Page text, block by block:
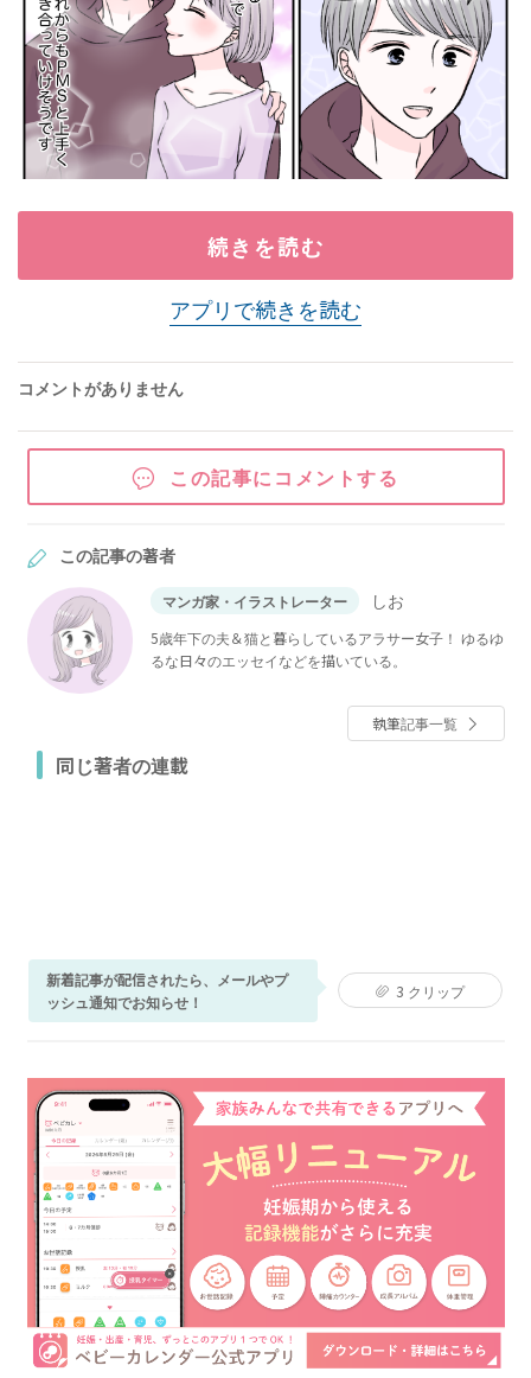
続きを読む
アプリで続きを読む
コメントがありません
この記事にコメントする
この記事の著者
マンガ家・イラストレーター しお
5歳年下の夫＆猫と暮らしているアラサー女子！ ゆるゆ
るな日々のエッセイなどを描いている。
執筆記事一覧
同じ著者の連載
新着記事が配信されたら、メールやプ
ッシュ通知でお知らせ！
3 クリップ